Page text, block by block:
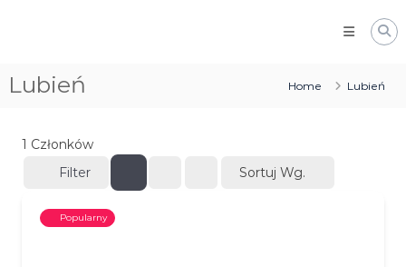
Myślenickiej
Lubień Home Lubień
1 Członków
Filter
Sortuj Wg.
Popularny